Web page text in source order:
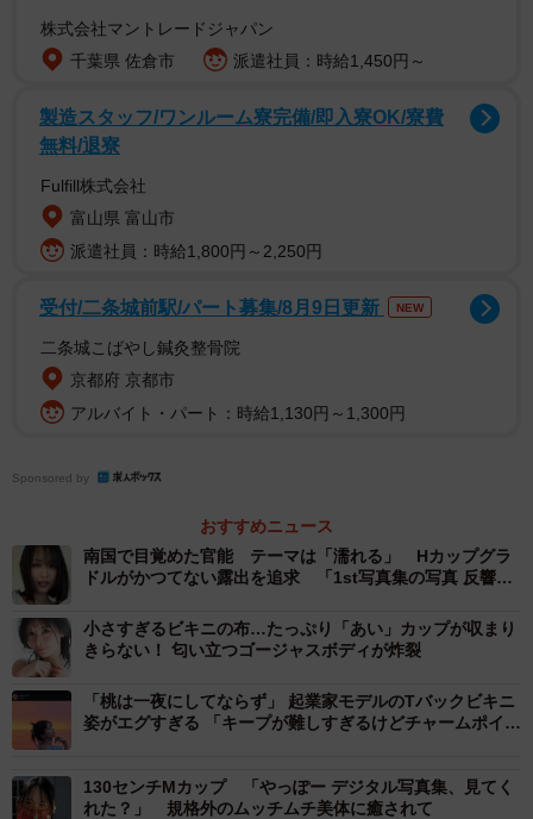
そんな“おはようおじさん”ですが、実際はどのような人なの
優しいパパなのか……。そして、どうしてイベントに来ず
株式会社マントレードジャパン
千葉県 佐倉市
派遣社員：時給1,450円～
製造スタッフ/ワンルーム寮完備/即入寮OK/寮費
無料/退寮
Fulfill株式会社
富山県 富山市
派遣社員：時給1,800円～2,250円
受付/二条城前駅/パート募集/8月9日更新 NEW
二条城こばやし鍼灸整骨院
京都府 京都市
アルバイト・パート：時給1,130円～1,300円
Sponsored by
おすすめニュース
南国で目覚めた官能 テーマは「濡れる」 Hカップグラ
ドルがかつてない露出を追求 「1st写真集の写真 反響あ
小さすぎるビキニの布…たっぷり「あい」カップが収まり
きらない！ 匂い立つゴージャスボディが炸裂
「桃は一夜にしてならず」 起業家モデルのTバックビキニ
姿がエグすぎる 「キープが難しすぎるけどチャームポイン
130センチMカップ 「やっぽー デジタル写真集、見てく
れた？」 規格外のムッチムチ美体に癒されて